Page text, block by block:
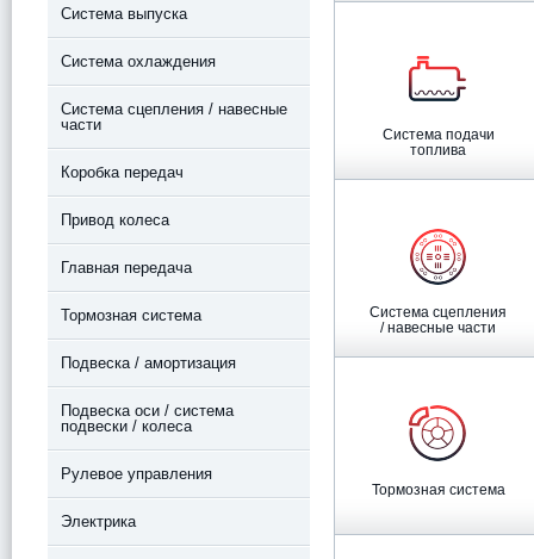
Система выпуска
Система охлаждения
Система сцепления / навесные
части
Коробка передач
Привод колеса
Главная передача
Тормозная система
Подвеска / амортизация
Подвеска оси / система
подвески / колеса
Рулевое управления
Электрика
Система подачи
топлива
Система сцепления
/ навесные части
Тормозная система